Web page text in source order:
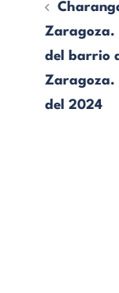
Zaragoza.
del barrio
Zaragoza.
del 2024